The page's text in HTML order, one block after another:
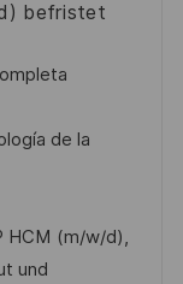
befristet
de la
HCM (m/w/d),
und